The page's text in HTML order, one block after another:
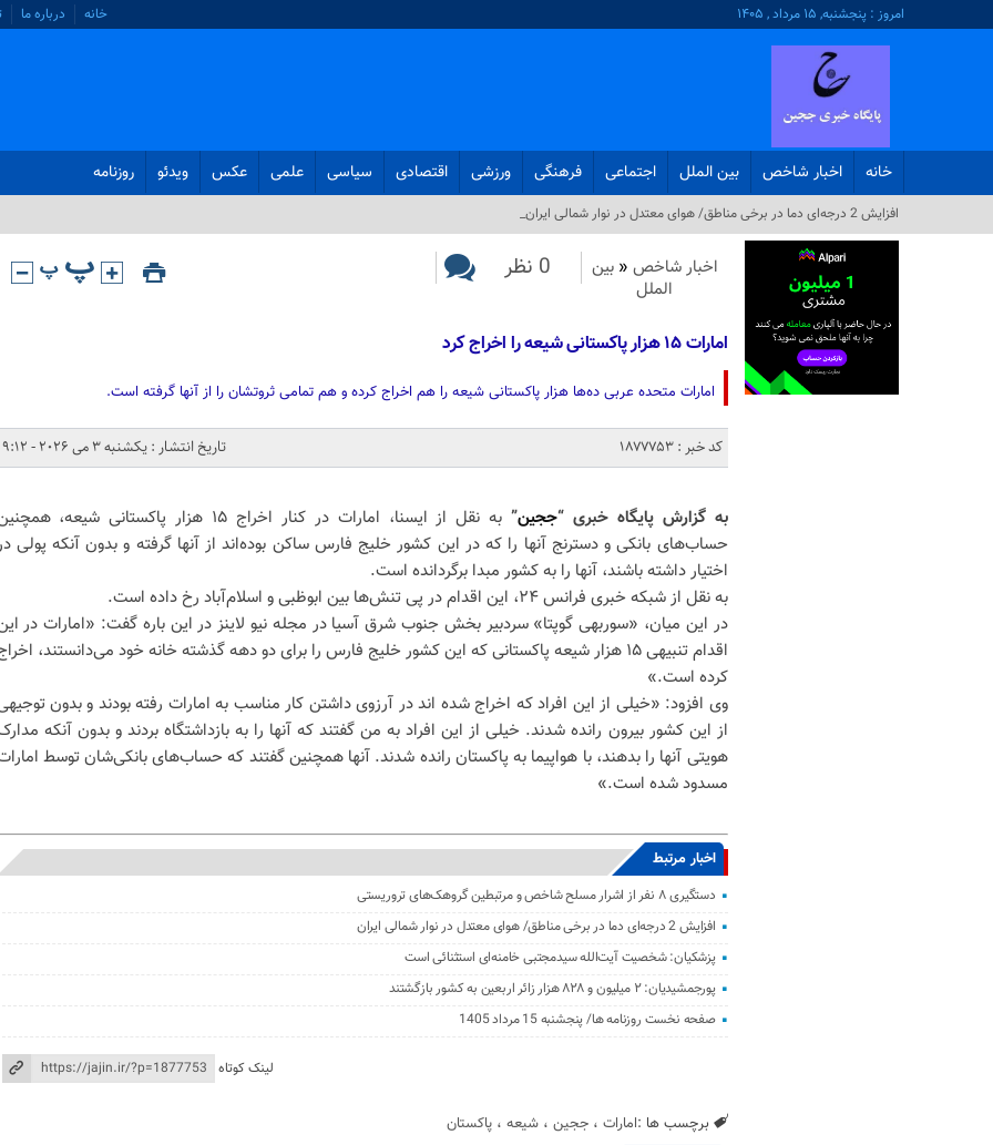
امروز : پنجشنبه, ۱۵ مرداد , ۱۴۰۵ خانه درباره ما
خانه اخبار شاخص بین الملل اجتماعی فرهنگی ورزشی اقتصادی سیاسی علمی عکس ویدئو روزنامه
افزایش 2 درجه‌ای دما در برخی مناطق/ هوای معتدل در نوار شمالی ایران_
اخبار شاخص « بین
الملل
0 نظر
امارات ۱۵ هزار پاکستانی شیعه را اخراج کرد
امارات متحده عربی ده‌ها هزار پاکستانی شیعه را هم اخراج کرده و هم تمامی ثروتشان را از آنها گرفته است.
کد خبر : 1877753 تاریخ انتشار : یکشنبه 3 می 2026 - 9:12
به گزارش پایگاه خبری “ججین”
به نقل از ایسنا، امارات در کنار اخراج ۱۵ هزار پاکستانی شیعه،
حساب‌های بانکی و دسترنج آنها را که در این کشور خلیج فارس ساکن بوده‌اند از آنها گرفته و بدون آنکه پولی
اختیار داشته باشند، آنها را به کشور مبدا برگردانده است.
به نقل از شبکه خبری فرانس ۲۴، این اقدام در پی تنش‌ها بین ابوظبی و اسلام‌آباد رخ داده است.
در این میان، «سوربهی گوپتا» سردبیر بخش جنوب شرق آسیا در مجله نیو لاینز در این باره گفت: «امارات در
اقدام تنبیهی ۱۵ هزار شیعه پاکستانی که این کشور خلیج فارس را برای دو دهه گذشته خانه خود می‌دانستند،
کرده است.»
وی افزود: «خیلی از این افراد که اخراج شده اند در آرزوی داشتن کار مناسب به امارات رفته بودند و بدون
از این کشور بیرون رانده شدند. خیلی از این افراد به من گفتند که آنها را به بازداشتگاه بردند و بدون آنکه
هویتی آنها را بدهند، با هواپیما به پاکستان رانده شدند. آنها همچنین گفتند که حساب‌های بانکی‌شان توسط
مسدود شده است.»
اخبار مرتبط
دستگیری ۸ نفر از اشرار مسلح شاخص و مرتبطین گروهک‌های تروریستی
افزایش 2 درجه‌ای دما در برخی مناطق/ هوای معتدل در نوار شمالی ایران
پزشکیان: شخصیت آیت‌الله سیدمجتبی خامنه‌ای استثنائی است
پورجمشیدیان: ۲ میلیون و ۸۲۸ هزار زائر اربعین به کشور بازگشتند
صفحه نخست روزنامه ها/ پنجشنبه 15 مرداد 1405
لینک کوتاه
برچسب ها :امارات ،ججین ،شیعه ،پاکستان